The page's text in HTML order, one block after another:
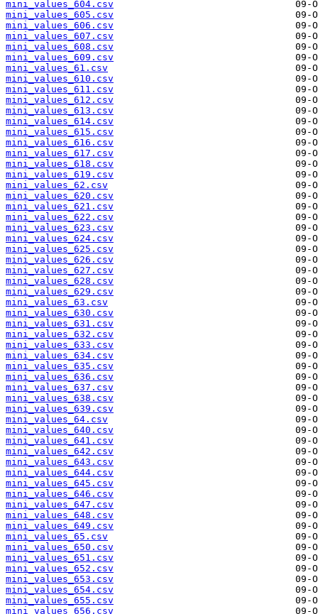
mini_values_604.csv
mini_values_605.csv
mini_values_606.csv
mini_values_607.csv
mini_values_608.csv
mini_values_609.csv
mini_values_61.csv
mini_values_610.csv
mini_values_611.csv
mini_values_612.csv
mini_values_613.csv
mini_values_614.csv
mini_values_615.csv
mini_values_616.csv
mini_values_617.csv
mini_values_618.csv
mini_values_619.csv
mini_values_62.csv
mini_values_620.csv
mini_values_621.csv
mini_values_622.csv
mini_values_623.csv
mini_values_624.csv
mini_values_625.csv
mini_values_626.csv
mini_values_627.csv
mini_values_628.csv
mini_values_629.csv
mini_values_63.csv
mini_values_630.csv
mini_values_631.csv
mini_values_632.csv
mini_values_633.csv
mini_values_634.csv
mini_values_635.csv
mini_values_636.csv
mini_values_637.csv
mini_values_638.csv
mini_values_639.csv
mini_values_64.csv
mini_values_640.csv
mini_values_641.csv
mini_values_642.csv
mini_values_643.csv
mini_values_644.csv
mini_values_645.csv
mini_values_646.csv
mini_values_647.csv
mini_values_648.csv
mini_values_649.csv
mini_values_65.csv
mini_values_650.csv
mini_values_651.csv
mini_values_652.csv
mini_values_653.csv
mini_values_654.csv
mini_values_655.csv
mini_values_656.csv